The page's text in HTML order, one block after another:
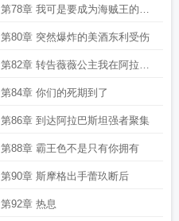
吗会不会少了一点
第78章 我可是要成为海贼王的男
人
第80章 突然爆炸的美酒东利受伤
第82章 转告薇薇公主我在阿拉巴
斯坦等着她
第84章 你们的死期到了
第86章 到达阿拉巴斯坦强者聚集
第88章 霸王色不是只有你拥有
第90章 斯摩格出手蕾玖断后
第92章 热息